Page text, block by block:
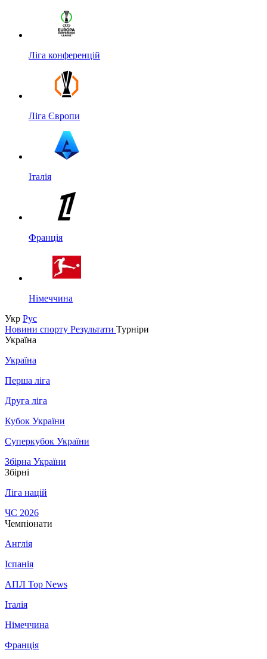
Ліга конференцій
Ліга Європи
Італія
Франція
Німеччина
Укр Рус
Новини спорту Результати Турніри
Україна
Україна
Перша ліга
Друга ліга
Кубок України
Суперкубок України
Збірна України
Збірні
Ліга націй
ЧС 2026
Чемпіонати
Англія
Іспанія
АПЛ Top News
Італія
Німеччина
Франція